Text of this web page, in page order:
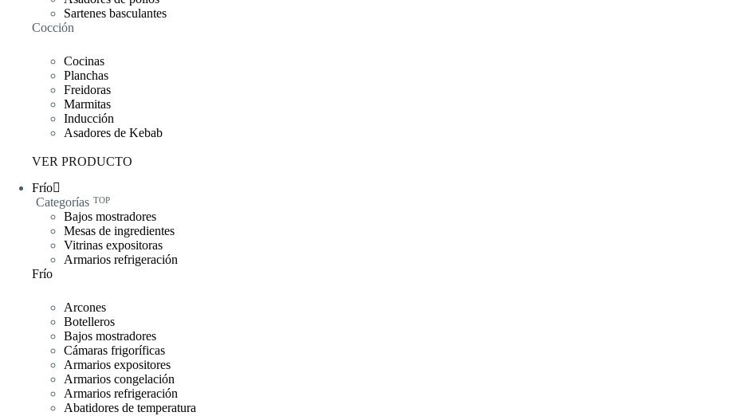
Sartenes basculantes
Cocción
Cocinas
Planchas
Freidoras
Marmitas
Inducción
Asadores de Kebab
VER PRODUCTO
Frío
Categorías TOP
Bajos mostradores
Mesas de ingredientes
Vitrinas expositoras
Armarios refrigeración
Frío
Arcones
Botelleros
Bajos mostradores
Cámaras frigoríficas
Armarios expositores
Armarios congelación
Armarios refrigeración
Abatidores de temperatura